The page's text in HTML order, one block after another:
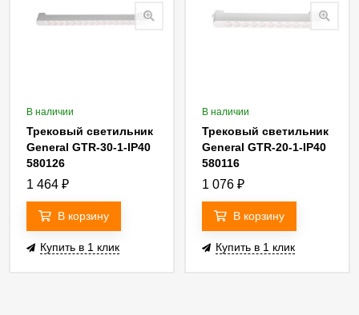
В наличии
Трековый светильник
General GTR-30-1-IP40
580126
1 464 ₽
В корзину
Купить в 1 клик
В наличии
Трековый светильник
General GTR-20-1-IP40
580116
1 076 ₽
В корзину
Купить в 1 клик